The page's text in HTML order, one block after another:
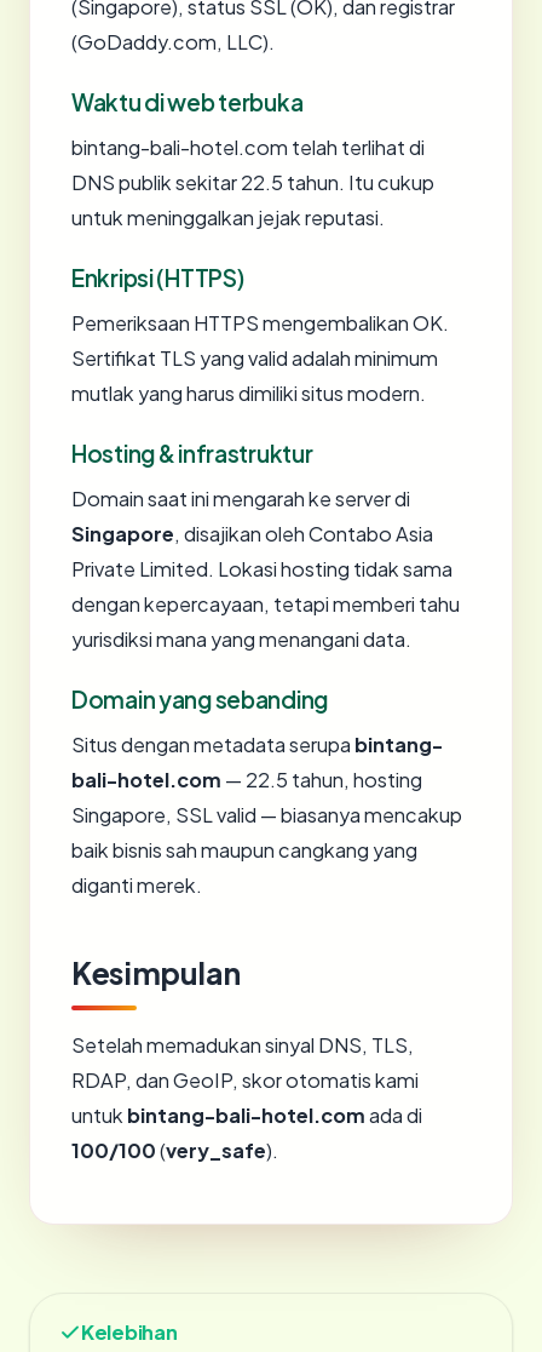
(Singapore), status SSL (OK), dan registrar
(GoDaddy.com, LLC).
Waktu di web terbuka
bintang-bali-hotel.com telah terlihat di
DNS publik sekitar 22.5 tahun. Itu cukup
untuk meninggalkan jejak reputasi.
Enkripsi (HTTPS)
Pemeriksaan HTTPS mengembalikan OK.
Sertifikat TLS yang valid adalah minimum
mutlak yang harus dimiliki situs modern.
Hosting & infrastruktur
Domain saat ini mengarah ke server di
Singapore, disajikan oleh Contabo Asia
Private Limited. Lokasi hosting tidak sama
dengan kepercayaan, tetapi memberi tahu
yurisdiksi mana yang menangani data.
Domain yang sebanding
Situs dengan metadata serupa bintang-
bali-hotel.com — 22.5 tahun, hosting
Singapore, SSL valid — biasanya mencakup
baik bisnis sah maupun cangkang yang
diganti merek.
Kesimpulan
Setelah memadukan sinyal DNS, TLS,
RDAP, dan GeoIP, skor otomatis kami
untuk bintang-bali-hotel.comada di
100/100(very_safe).
Kelebihan